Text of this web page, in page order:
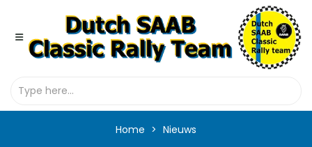
Home Nieuws